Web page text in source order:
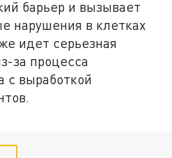
барьер и вызывает
нарушения в клетках
идет серьезная
за процесса
с выработкой